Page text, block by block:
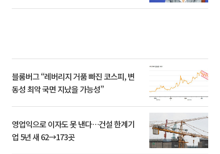
블룸버그 “레버리지 거품 빠진 코스피, 변
동성 최악 국면 지났을 가능성”
영업익으로 이자도 못 낸다…건설 한계기
업 5년 새 62→173곳